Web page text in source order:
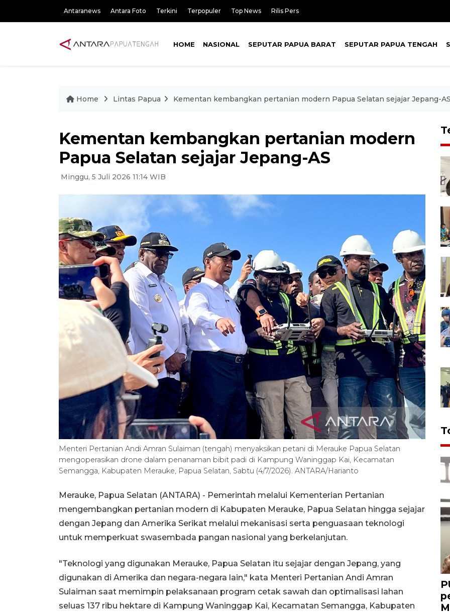
Antaranews Antara Foto Terkini Terpopuler Top News Rilis Pers
HOME NASIONAL SEPUTAR PAPUA BARAT SEPUTAR PAPUA TENGAH
Home Lintas Papua Kementan kembangkan pertanian modern Papua Selatan sejajar Jepang-AS
Kementan kembangkan pertanian modern
Papua Selatan sejajar Jepang-AS
Minggu, 5 Juli 2026 11:14 WIB
Menteri Pertanian Andi Amran Sulaiman (tengah) menyaksikan petani di Merauke Papua Selatan
mengoperasikan drone dalam penanaman bibit padi di Kampung Waninggap Kai, Kecamatan
Semangga, Kabupaten Merauke, Papua Selatan, Sabtu (4/7/2026). ANTARA/Harianto
Merauke, Papua Selatan (ANTARA) - Pemerintah melalui Kementerian Pertanian
mengembangkan pertanian modern di Kabupaten Merauke, Papua Selatan hingga sejajar
dengan Jepang dan Amerika Serikat melalui mekanisasi serta penguasaan teknologi
untuk memperkuat swasembada pangan nasional yang berkelanjutan.
"Teknologi yang digunakan Merauke, Papua Selatan itu sejajar dengan Jepang, yang
digunakan di Amerika dan negara-negara lain," kata Menteri Pertanian Andi Amran
Sulaiman saat memimpin pelaksanaan program cetak sawah dan optimalisasi lahan
seluas 137 ribu hektare di Kampung Waninggap Kai, Kecamatan Semangga, Kabupaten